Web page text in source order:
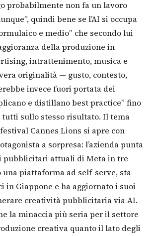
probabilmente non fa un lavoro
quindi bene se l’AI si occupa
e medio” che secondo lui
della produzione in
intrattenimento, musica e
originalità — gusto, contesto,
invece fuori portata dei
e distillano best practice” fino
tutti sullo stesso risultato. Il tema
Cannes Lions si apre con
a sorpresa: l’azienda punta
pubblicitari attuali di Meta in tre
una piattaforma ad self-serve, sta
in Giappone e ha aggiornato i suoi
creatività pubblicitaria via AI.
la minaccia più seria per il settore
creativa quanto il lato degli